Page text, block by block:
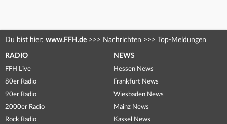
Du bist hier: www.FFH.de >>> Nachrichten >>> Top-Meldungen
RADIO
FFH Live
80er Radio
90er Radio
2000er Radio
Rock Radio
NEWS
Hessen News
Frankfurt News
Wiesbaden News
Mainz News
Kassel News